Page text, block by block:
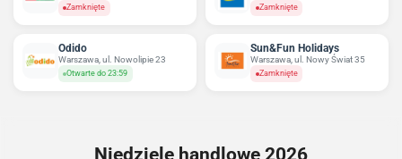
Zamknięte Zamknięte
Odido
Warszawa, ul. Nowolipie 23
Otwarte do 23:59
Sun&Fun Holidays
Warszawa, ul. Nowy Świat 35
Zamknięte
Niedziele handlowe 2026